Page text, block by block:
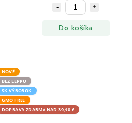
Do košíka
NOVÉ
BEZ LEPKU
SK VÝROBOK
GMO FREE
DOPRAVA ZDARMA NAD 39,90 €